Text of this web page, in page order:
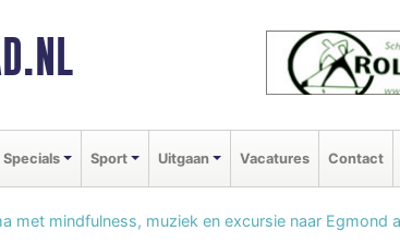
Specials Sport Uitgaan Vacatures Contact
met mindfulness, muziek en excursie naar Egmond